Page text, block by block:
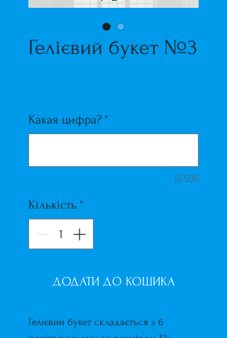
Гелієвий букет №3
Какая цифра? *
0/500
Кількість *
ДОДАТИ ДО КОШИКА
Гелієвий букет складається з 6